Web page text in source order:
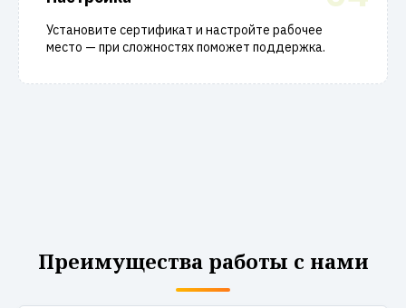
Установите сертификат и настройте рабочее
место — при сложностях поможет поддержка.
Преимущества работы с нами